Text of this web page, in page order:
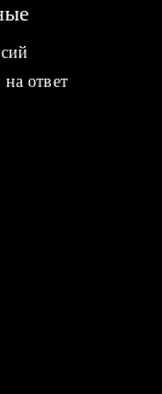
ответ